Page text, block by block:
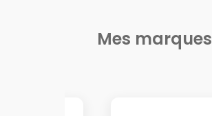
Mes marques